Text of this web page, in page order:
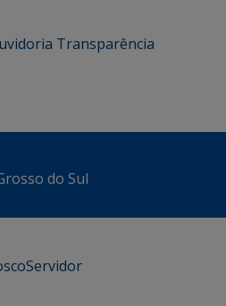
Transparência
do Sul
Servidor